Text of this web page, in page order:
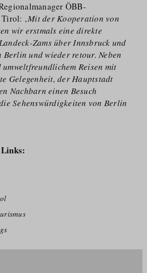
ÖBB-
Tirol: ‚Mit der Kooperation von
wir erstmals eine direkte
Zams über Innsbruck und
Berlin und wieder retour. Neben
Reisen mit
Gelegenheit, der Hauptstadt
Nachbarn einen Besuch
Sehenswürdigkeiten von Berlin